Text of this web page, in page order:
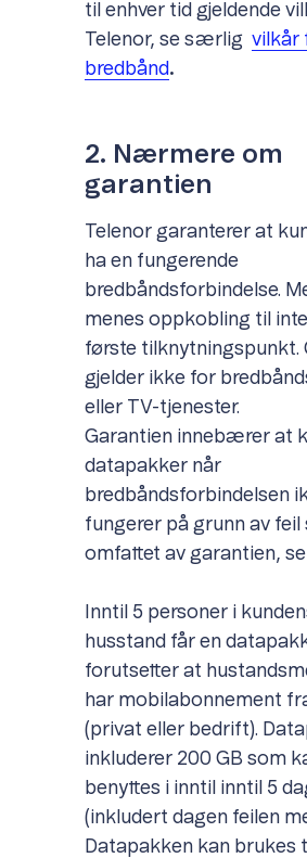
til enhver tid gjeldende
Telenor, se særligvilkår
bredbånd.
2. Nærmere om
garantien
Telenor garanterer at
ha en fungerende
bredbåndsforbindelse.
menes oppkobling til
første tilknytningspunkt.
gjelder ikke for
eller TV-tjenester.
Garantien innebærer at
datapakker når
bredbåndsforbindelsen
fungerer på grunn av feil
omfattet av garantien,
Inntil 5 personer i
husstand får en
forutsetter at
har mobilabonnement
(privat eller bedrift).
inkluderer 200 GB som
benyttes i inntil inntil 5
(inkludert dagen feilen
Datapakken kan brukes